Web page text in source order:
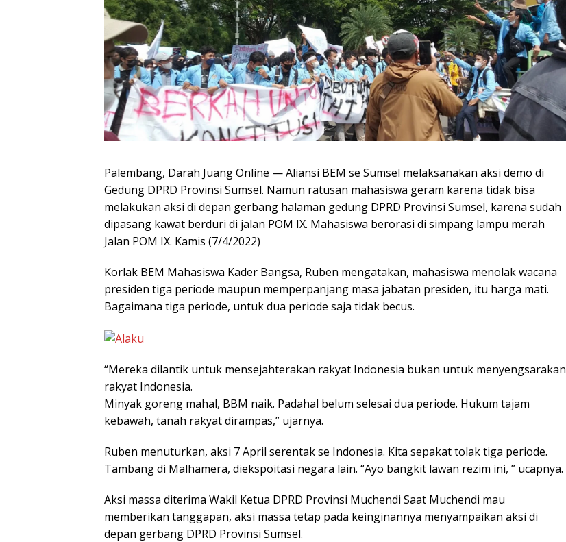
Palembang, Darah Juang Online — Aliansi BEM se Sumsel melaksanakan aksi demo di
Gedung DPRD Provinsi Sumsel. Namun ratusan mahasiswa geram karena tidak bisa
melakukan aksi di depan gerbang halaman gedung DPRD Provinsi Sumsel, karena sudah
dipasang kawat berduri di jalan POM IX. Mahasiswa berorasi di simpang lampu merah
Jalan POM IX. Kamis (7/4/2022)
Korlak BEM Mahasiswa Kader Bangsa, Ruben mengatakan, mahasiswa menolak wacana
presiden tiga periode maupun memperpanjang masa jabatan presiden, itu harga mati.
Bagaimana tiga periode, untuk dua periode saja tidak becus.
“Mereka dilantik untuk mensejahterakan rakyat Indonesia bukan untuk menyengsarakan
rakyat Indonesia.
Minyak goreng mahal, BBM naik. Padahal belum selesai dua periode. Hukum tajam
kebawah, tanah rakyat dirampas,” ujarnya.
Ruben menuturkan, aksi 7 April serentak se Indonesia. Kita sepakat tolak tiga periode.
Tambang di Malhamera, diekspoitasi negara lain. “Ayo bangkit lawan rezim ini, ” ucapnya.
Aksi massa diterima Wakil Ketua DPRD Provinsi Muchendi Saat Muchendi mau
memberikan tanggapan, aksi massa tetap pada keinginannya menyampaikan aksi di
depan gerbang DPRD Provinsi Sumsel.